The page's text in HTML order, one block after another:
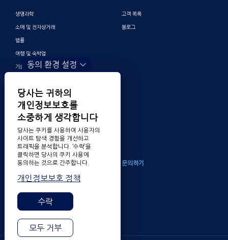
생명과학
소매 및 전자상거래
법률
여행 및 숙박업
기술
게이밍
엔터테인먼트
디지털 마케팅 및 광고
기타
고객 목록
블로그
회사소개
TransPerfect 알아보기
채용
수상 내역
문의하기
동의 환경 설정
당사는 귀하의
개인정보보호를
소중하게 생각합니다
당사는 쿠키를 사용하여 사용자의
사이트 탐색 경험을 개선하고
트래픽을 분석합니다. ‘수락’을
클릭하면 당사의 쿠키 사용에
동의하는 것으로 간주합니다.
개인정보보호 정책
수락
모두 거부